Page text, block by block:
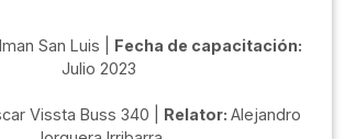
San Luis |
Fecha de capacitación:
Julio 2023
Vissta Buss 340 | Relator: Alejandro